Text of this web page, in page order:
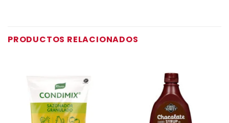
PRODUCTOS RELACIONADOS